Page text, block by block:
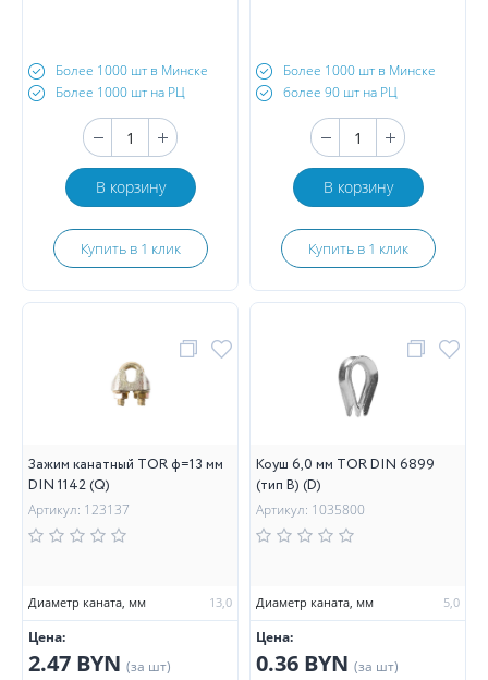
Более 1000 шт в Минске
Более 1000 шт на РЦ
В корзину
Купить в 1 клик
Более 1000 шт в Минске
более 90 шт на РЦ
В корзину
Купить в 1 клик
Зажим канатный TOR ф=13 мм
DIN 1142 (Q)
Артикул: 123137
Диаметр каната, мм 13,0
Цена:
2.47 BYN (за шт)
Коуш 6,0 мм TOR DIN 6899
(тип B) (D)
Артикул: 1035800
Диаметр каната, мм 5,0
Цена:
0.36 BYN (за шт)